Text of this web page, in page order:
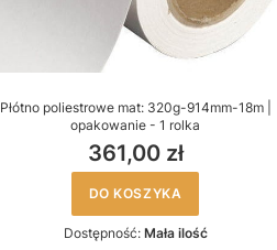
Płótno poliestrowe mat: 320g-914mm-18m |
opakowanie - 1 rolka
361,00 zł
DO KOSZYKA
Dostępność: Mała ilość